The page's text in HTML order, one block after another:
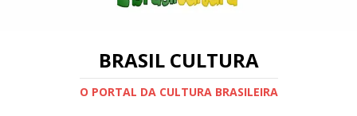
BRASIL CULTURA
O PORTAL DA CULTURA BRASILEIRA